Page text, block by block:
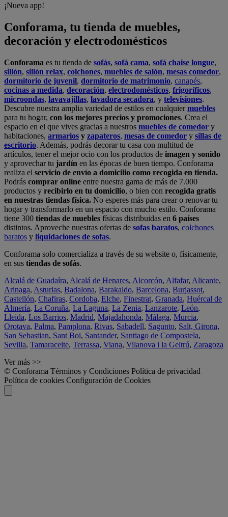
¡Nueva app!
Conforama, tu tienda de muebles,
decoración y electrodomésticos
Conforama es tu tienda de sofás, sofá cama, sofá chaise longue,
sillón, sillón relax, colchones, muebles de salón, mesas comedor,
dormitorio de juvenil, dormitorio de matrimonio, canapés,
cocinas a medida, decoración, electrodomésticos, frigoríficos,
microondas, lavavajillas, lavadora secadora, y televisiones.
Descubre nuestra amplia variedad de estilos en cualquiermuebles
para tu hogar, con los mejores precios y promociones. Crea el
espacio en el que vives gracias a nuestros muebles de comedor y
habitaciones, armarios y zapateros, mesas de comedor y sillas de
escritorio. Además, podrás decorar tu casa con multitud de
artículos, tener el mejor ocio con los productos de imagen y sonido
y aprovechar tu jardín en las épocas de buen tiempo. Conforama
realiza el servicio de envío a domicilio como recogida en tienda.
Podrás comprar online entre nuestra gama de más de 7.000
productos y recibirlo en tu domicilio, o bien con recogida gratis
en nuestras tiendas física. No esperes más para crear o renovar tu
hogar y transformarlo en un espacio con mucho estilo. Conforama
tiene 300 tiendas de muebles físicas distribuidas en 6 países
distintos. Aproveche nuestras ofertas de sofas baratos, colchones
baratos y liquidaciones de sofas.
Conforama solo comercializa a través de su website o, físicamente,
en sus tiendas de sofás.
Alcalá de Guadaíra, Alcalá de Henares, Alcorcón, Alfafar, Alicante,
Arinaga, Asturias, Badalona, Barakaldo, Barcelona, Burjassot,
Castellón, Chafiras, Cordoba, Elche, Finestrat, Granada, Huércal de
Almería, La Coruña, La Laguna, La Zenia, Lanzarote, León,
Lleida, Los Barrios, Madrid, Majadahonda, Málaga, Murcia,
Orotava, Palma, Pamplona, Rivas, Sabadell, Sagunto, Salt, Girona,
San Sebastian, Sant Boi, Santander, Santiago de Compostela,
Sevilla, Tamaraceite, Terrassa, Viana, Vilanova i la Geltrú, Zaragoza
Ver más >>
© Conforama Términos y Condiciones Política de privacidad
Política de cookies Configuración de Cookies